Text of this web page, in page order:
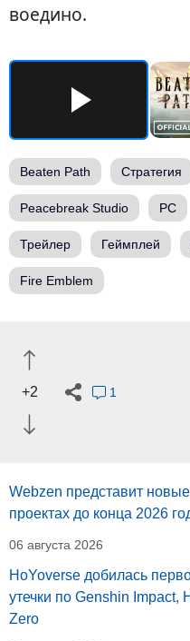
воедино.
Beaten Path Стратегия
Peacebreak Studio PC
Трейлер Геймплей
Fire Emblem
+2 1
Webzen представит
проектах до конца 2026
06 августа 2026
HoYoverse добилась
утечки по Genshin
Zero